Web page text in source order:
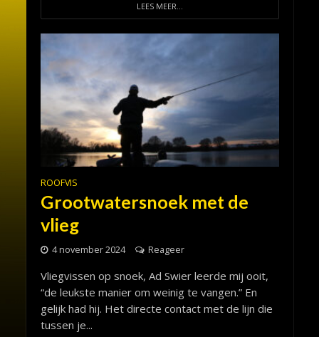
LEES MEER...
ROOFVIS
Grootwatersnoek met de
vlieg
4 november 2024 Reageer
Vliegvissen op snoek, Ad Swier leerde mij ooit,
“de leukste manier om weinig te vangen.” En
gelijk had hij. Het directe contact met de lijn die
tussen je...